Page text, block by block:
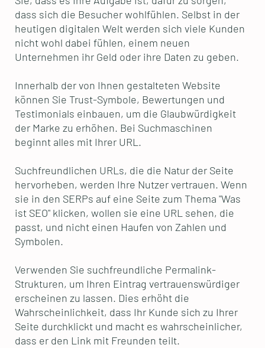
dass sich die Besucher wohlfühlen. Selbst in der
heutigen digitalen Welt werden sich viele Kunden
nicht wohl dabei fühlen, einem neuen
Unternehmen ihr Geld oder ihre Daten zu geben.
Innerhalb der von Ihnen gestalteten Website
können Sie Trust-Symbole, Bewertungen und
Testimonials einbauen, um die Glaubwürdigkeit
der Marke zu erhöhen. Bei Suchmaschinen
beginnt alles mit Ihrer URL.
Suchfreundlichen URLs, die die Natur der Seite
hervorheben, werden Ihre Nutzer vertrauen. Wenn
sie in den SERPs auf eine Seite zum Thema "Was
ist SEO" klicken, wollen sie eine URL sehen, die
passt, und nicht einen Haufen von Zahlen und
Symbolen.
Verwenden Sie suchfreundliche Permalink-
Strukturen, um Ihren Eintrag vertrauenswürdiger
erscheinen zu lassen. Dies erhöht die
Wahrscheinlichkeit, dass Ihr Kunde sich zu Ihrer
Seite durchklickt und macht es wahrscheinlicher,
dass er den Link mit Freunden teilt.